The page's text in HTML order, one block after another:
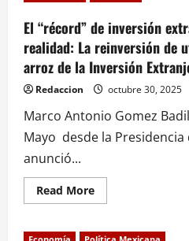
que
une
identidad,
economía
y
deporte
rumbo
Mundial
2026
El “récord” de inversión
realidad: La reinversión de
arroz de la Inversión
Redaccion octubre 30, 2025
Marco Antonio Gomez
Mayo desde la
anunció...
Read MoreRead
more
“récord”